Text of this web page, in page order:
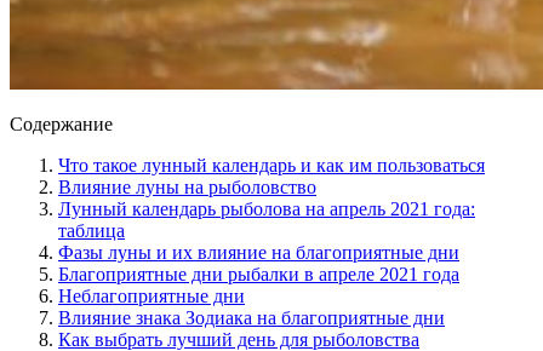
Содержание
Что такое лунный календарь и как им пользоваться
Влияние луны на рыболовство
Лунный календарь рыболова на апрель 2021 года:
таблица
Фазы луны и их влияние на благоприятные дни
Благоприятные дни рыбалки в апреле 2021 года
Неблагоприятные дни
Влияние знака Зодиака на благоприятные дни
Как выбрать лучший день для рыболовства